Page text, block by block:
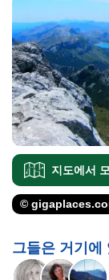
지도에서
©
그들은 거기에